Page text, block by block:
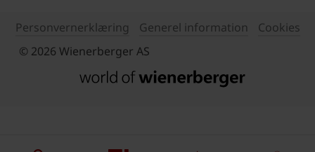
Personvernerklæring Generel information
Cookies
© 2026 Wienerberger AS